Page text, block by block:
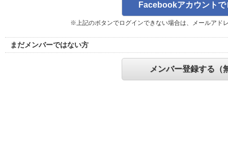
Facebookアカウントで
※上記のボタンでログインできない場合は、メールアド
まだメンバーではない方
メンバー登録する（